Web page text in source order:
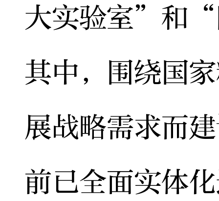
大实验室”和“
其中，围绕国
展战略需求而
前已全面实体